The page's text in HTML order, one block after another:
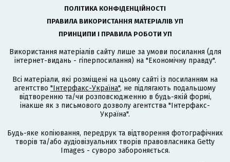
ПОЛІТИКА КОНФІДЕНЦІЙНОСТІ
ПРАВИЛА ВИКОРИСТАННЯ МАТЕРІАЛІВ УП
ПРИНЦИПИ І ПРАВИЛА РОБОТИ УП
Використання матеріалів сайту лише за умови посилання (для
інтернет-видань - гіперпосилання) на "Економічну правду".
Всі матеріали, які розміщені на цьому сайті із посиланням на
агентство "Інтерфакс-Україна", не підлягають подальшому
відтворенню та/чи розповсюдженню в будь-якій формі,
інакше як з письмового дозволу агентства "Інтерфакс-
Україна".
Будь-яке копіювання, передрук та відтворення фотографічних
творів та/або аудіовізуальних творів правовласника Getty
Images - суворо забороняється.